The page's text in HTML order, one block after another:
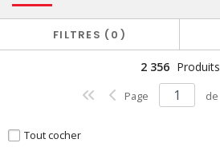
FILTRES 0
2 356 Produits
Page de
Tout cocher